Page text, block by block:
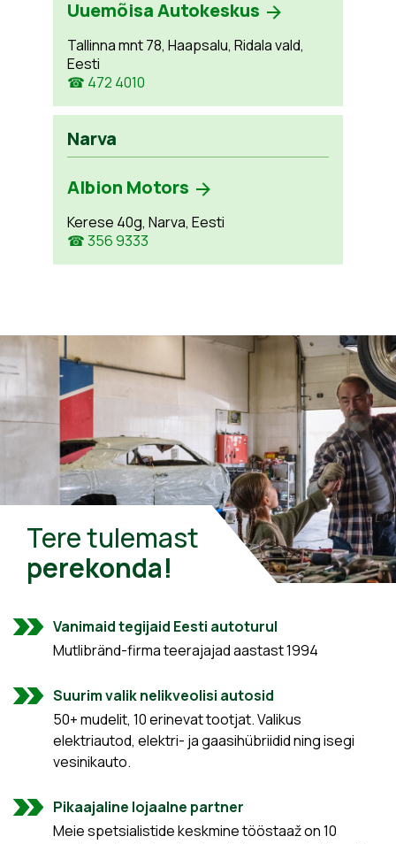
Uuemõisa Autokeskus
Tallinna mnt 78, Haapsalu, Ridala vald,
Eesti
☎ 472 4010
Narva
Albion Motors
Kerese 40g, Narva, Eesti
☎ 356 9333
Tere tulemast
perekonda!
Vanimaid tegijaid Eesti autoturul
Mutlibränd-firma teerajajad aastast 1994
Suurim valik nelikveolisi autosid
50+ mudelit, 10 erinevat tootjat. Valikus
elektriautod, elektri- ja gaasihübriidid ning isegi
vesinikauto.
Pikaajaline lojaalne partner
Meie spetsialistide keskmine tööstaaž on 10